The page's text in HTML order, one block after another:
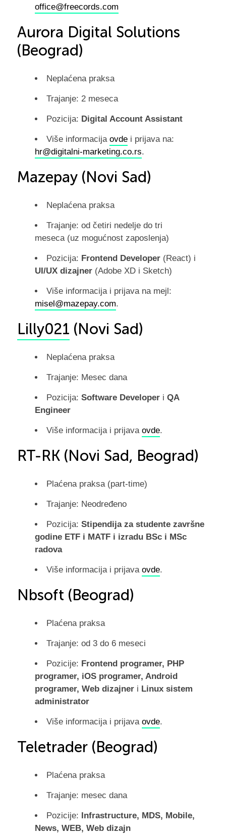
office@freecords.com
Aurora Digital Solutions
(Beograd)
Neplaćena praksa
Trajanje: 2 meseca
Pozicija: Digital Account Assistant
Više informacija ovdei prijava na:
hr@digitalni-marketing.co.rs.
Mazepay (Novi Sad)
Neplaćena praksa
Trajanje: od četiri nedelje do tri
meseca (uz mogućnost zaposlenja)
Pozicija: Frontend Developer (React) i
UI/UX dizajner (Adobe XD i Sketch)
Više informacija i prijava na mejl:
misel@mazepay.com.
Lilly021 (Novi Sad)
Neplaćena praksa
Trajanje: Mesec dana
Pozicija: Software Developeri QA
Engineer
Više informacija i prijava ovde.
RT-RK (Novi Sad, Beograd)
Plaćena praksa (part-time)
Trajanje: Neodređeno
Pozicija: Stipendija za studente završne
godine ETF i MATF i izradu BSc i MSc
radova
Više informacija i prijava ovde.
Nbsoft (Beograd)
Plaćena praksa
Trajanje: od 3 do 6 meseci
Pozicije: Frontend programer, PHP
programer, iOS programer, Android
programer, Web dizajneri Linux sistem
administrator
Više informacija i prijava ovde.
Teletrader (Beograd)
Plaćena praksa
Trajanje: mesec dana
Pozicije:
Infrastructure, MDS, Mobile,
News, WEB, Web dizajn